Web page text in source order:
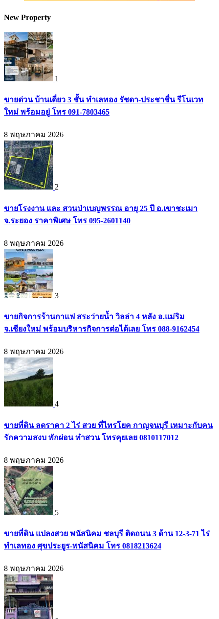
New Property
1
ขายด่วน บ้านเดี่ยว 3 ชั้น ทำเลทอง รัชดา-ประชาชื่น รีโนเวท
ใหม่ พร้อมอยู่ โทร 091-7803465
8 พฤษภาคม 2026
2
ขายโรงงาน และ สวนป่าเบญพรรณ อายุ 25 ปี อ.เขาชะเมา
จ.ระยอง ราคาพิเศษ โทร 095-2601140
8 พฤษภาคม 2026
3
ขายกิจการร้านกาแฟ สระว่ายน้ำ วิลล่า 4 หลัง อ.แม่ริม
จ.เชียงใหม่ พร้อมบริหารกิจการต่อได้เลย โทร 088-9162454
8 พฤษภาคม 2026
4
ขายที่ดิน ลดราคา 2 ไร่ สวย ที่ไทรโยค กาญจนบุรี เหมาะกับคน
รักความสงบ พักผ่อน ทำสวน โทรคุยเลย 0810117012
8 พฤษภาคม 2026
5
ขายที่ดิน แปลงสวย พนัสนิคม ชลบุรี ติดถนน 3 ด้าน 12-3-71 ไร่
ทำเลทอง ศุขประยูร-พนัสนิคม โทร 0818213624
8 พฤษภาคม 2026